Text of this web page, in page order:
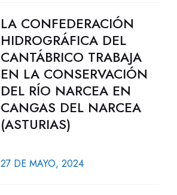
LA CONFEDERACIÓN
HIDROGRÁFICA DEL
CANTÁBRICO TRABAJA
EN LA CONSERVACIÓN
DEL RÍO NARCEA EN
CANGAS DEL NARCEA
(ASTURIAS)
27 DE MAYO, 2024